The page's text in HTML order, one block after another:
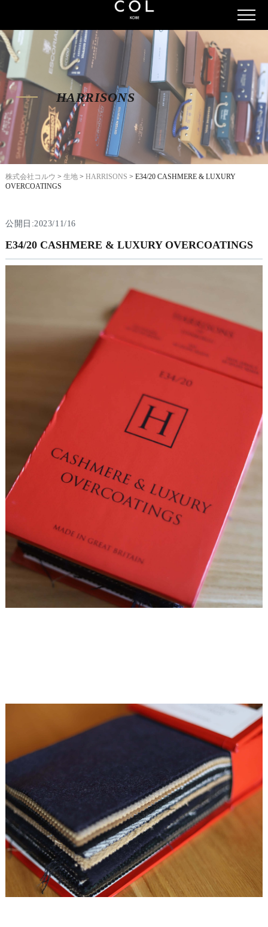
HARRISONS
株式会社コルウ > 生地> HARRISONS > E34/20 CASHMERE & LUXURY
OVERCOATINGS
公開日:2023/11/16
E34/20 CASHMERE & LUXURY OVERCOATINGS